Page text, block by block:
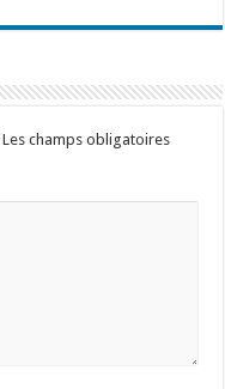
Les champs obligatoires